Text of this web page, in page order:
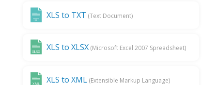
XLS to TXT (Text Document)
XLS to XLSX (Microsoft Excel 2007 Spreadsheet)
XLS to XML (Extensible Markup Language)